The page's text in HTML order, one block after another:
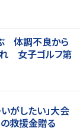
体調不良から
女子ゴルフ第
がしたい」大会
救援金贈る